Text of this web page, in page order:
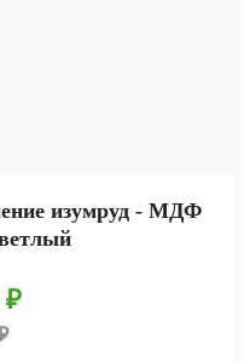
изумруд - МДФ
₽